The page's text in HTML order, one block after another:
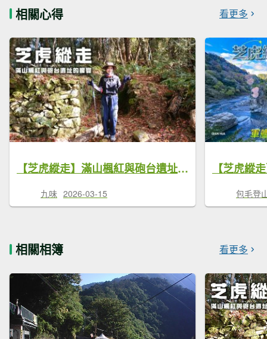
相關心得 看更多
【芝虎縱走】滿山楓紅與砲台遺址的饗宴 | 芝生毛台山 | 虎禮山
九味 2026-03-15 包毛登
相關相簿 看更多